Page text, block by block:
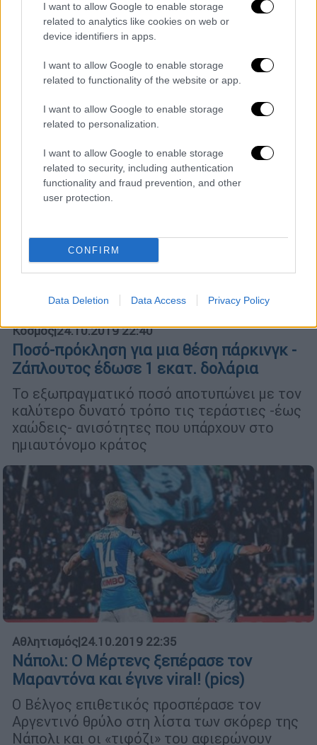
I want to allow Google to enable storage
related to analytics like cookies on web or
device identifiers in apps.
I want to allow Google to enable storage
related to functionality of the website or app.
I want to allow Google to enable storage
related to personalization.
I want to allow Google to enable storage
related to security, including authentication
functionality and fraud prevention, and other
user protection.
CONFIRM
Data Deletion Data Access Privacy Policy
Ο Τζέρεμι Κόρμπιν δήλωσε ότι θα περιμένει
να δει πρώτα τι θα αποφασίσει η Ευρωπαϊκή
Ένωση για την αναβολή του Brexit, προτού
να καθορίσει πώς θα ψηφίσει το κόμμα του
στο αίτημα για διεξαγωγή εκλογών στις 12
Δεκεμβρίου
Κόσμος|24.10.2019 22:40
Ποσό-πρόκληση για μια θέση πάρκινγκ -
Zάπλουτος έδωσε 1 εκατ. δολάρια
Το εξωπραγματικό ποσό αποτυπώνει με τον
καλύτερο δυνατό τρόπο τις τεράστιες -έως
χαώδεις- ανισότητες που υπάρχουν στο
ημιαυτόνομο κράτος
Αθλητισμός|24.10.2019 22:35
Νάπολι: Ο Μέρτενς ξεπέρασε τον
Μαραντόνα και έγινε viral! (pics)
Ο Βέλγος επιθετικός προσπέρασε τον
Αργεντινό θρύλο στη λίστα των σκόρερ της
Νάπολι και οι «τιφόζι» του αφιερώνουν